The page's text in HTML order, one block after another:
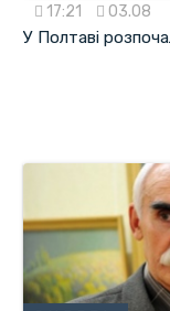
17:21 03.08
У Полтаві